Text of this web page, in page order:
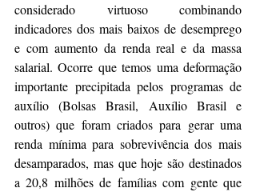
considerado virtuoso combinando
indicadores dos mais baixos de desemprego
e com aumento da renda real e da massa
salarial. Ocorre que temos uma deformação
importante precipitada pelos programas de
auxílio (Bolsas Brasil, Auxílio Brasil e
outros) que foram criados para gerar uma
renda mínima para sobrevivência dos mais
desamparados, mas que hoje são destinados
a 20,8 milhões de famílias com gente que